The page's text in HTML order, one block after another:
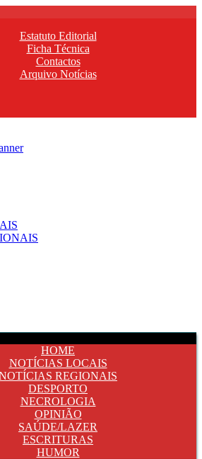
Estatuto Editorial
Ficha Técnica
Contactos
Arquivo Notícias
HOME
NOTÍCIAS LOCAIS
REGIONAIS
DESPORTO
NECROLOGIA
OPINIÃO
SAÚDE/LAZER
ESCRITURAS
HUMOR